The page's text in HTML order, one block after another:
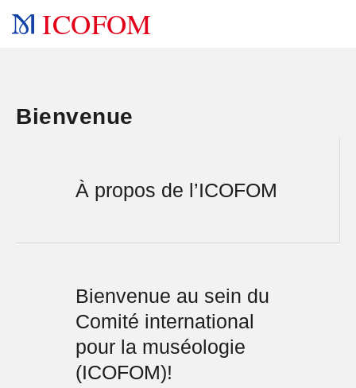
ICOFOM
Bienvenue
À propos de l’ICOFOM
Bienvenue au sein du
Comité international
pour la muséologie
(ICOFOM)!